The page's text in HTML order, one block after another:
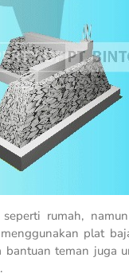
rumah,
plat
teman juga